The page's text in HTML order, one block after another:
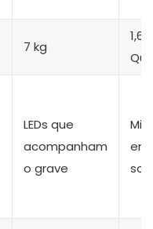
7 kg
1,65
LEDs que
acompanham
o grave